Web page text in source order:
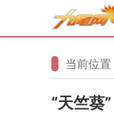
当前位置
“天竺葵